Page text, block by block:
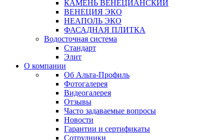
КАМЕНЬ ВЕНЕЦИАНСКИЙ
ВЕНЕЦИЯ ЭКО
НЕАПОЛЬ ЭКО
ФАСАДНАЯ ПЛИТКА
Водосточная система
Стандарт
Элит
О компании
Об Альта-Профиль
Фотогалерея
Видеогалерея
Отзывы
Часто задаваемые вопросы
Новости
Гарантии и сертификаты
Сотрудники